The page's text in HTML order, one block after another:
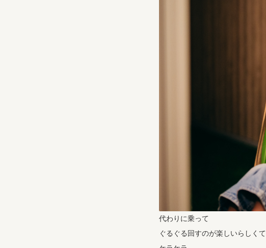
代わりに乗って
ぐるぐる回すのが楽しいらしくて